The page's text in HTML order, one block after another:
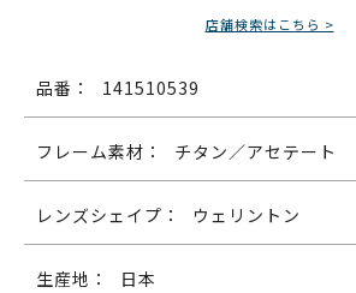
店舗検索はこちら >
品番： 141510539
フレーム素材： チタン／アセテート
レンズシェイプ： ウェリントン
生産地： 日本